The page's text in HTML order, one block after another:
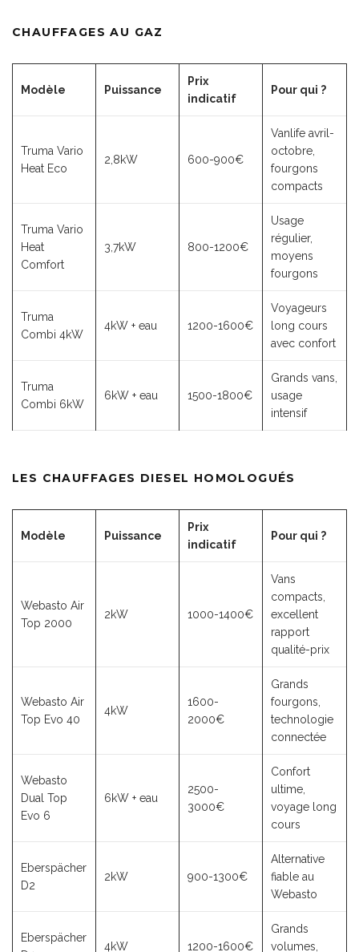
CHAUFFAGES AU GAZ
Modèle Puissance
Prix
indicatif
Pour qui ?
Truma Vario
Heat Eco
2,8kW 600-900€
Vanlife avril-
octobre,
fourgons
compacts
Truma Vario
Heat
Comfort
3,7kW 800-1200€
Usage
régulier,
moyens
fourgons
Truma
Combi 4kW
4kW + eau 1200-1600€
Voyageurs
long cours
avec confort
Truma
Combi 6kW
6kW + eau 1500-1800€
Grands vans,
usage
intensif
LES CHAUFFAGES DIESEL HOMOLOGUÉS
Modèle Puissance
Prix
indicatif
Pour qui ?
Webasto Air
Top 2000
2kW 1000-1400€
Vans
compacts,
excellent
rapport
qualité-prix
Webasto Air
Top Evo 40
4kW
1600-
2000€
Grands
fourgons,
technologie
connectée
Webasto
Dual Top
Evo 6
6kW + eau
2500-
3000€
Confort
ultime,
voyage long
cours
Eberspächer
D2
2kW 900-1300€
Alternative
fiable au
Webasto
Eberspächer
4kW 1200-1600€
Grands
volumes,